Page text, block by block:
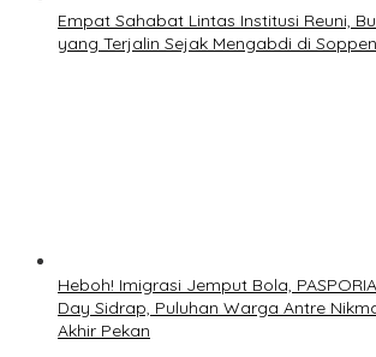
Empat Sahabat Lintas Institusi Reuni,
yang Terjalin Sejak Mengabdi di
Heboh! Imigrasi Jemput Bola,
Day Sidrap, Puluhan Warga Antre
Akhir Pekan